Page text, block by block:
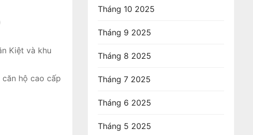
Kiệt và khu
hộ cao cấp
Tháng 10 2025
Tháng 9 2025
Tháng 8 2025
Tháng 7 2025
Tháng 6 2025
Tháng 5 2025